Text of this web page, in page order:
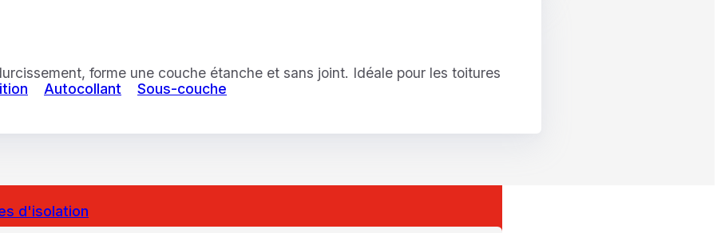
Autocollant Sous-couche
d'isolation
forme une couche étanche et sans joint. Idéale pour les toitures